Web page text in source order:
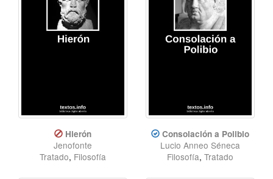
Hierón
Jenofonte
Tratado, Filosofía
Consolación a Polibio
Lucio Anneo Séneca
Filosofía, Tratado